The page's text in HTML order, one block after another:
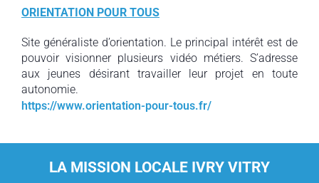
ORIENTATION POUR TOUS
Site généraliste d’orientation. Le principal intérêt est de
pouvoir visionner plusieurs vidéo métiers. S’adresse
aux jeunes désirant travailler leur projet en toute
autonomie.
https://www.orientation-pour-tous.fr/
LA MISSION LOCALE IVRY VITRY